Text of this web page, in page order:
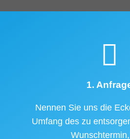
1.
Nennen Sie uns die
Umfang des zu